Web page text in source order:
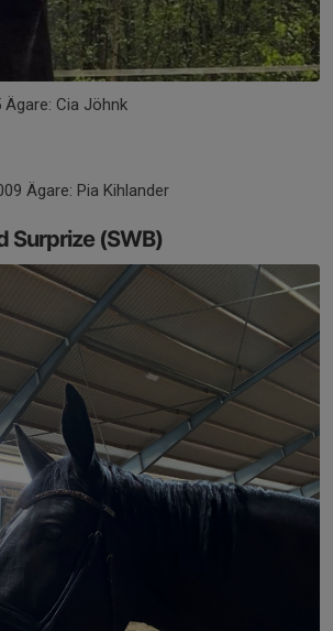
Cia Jöhnk
Ägare: Pia Kihlander
Surprize (SWB)